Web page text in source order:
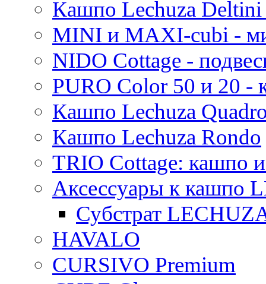
Кашпо Lechuza
MINI и MAXI-cubi -
NIDO Cottage -
PURO Color 50 и 20
Кашпо Lechuza
Кашпо Lechuza Rondo
TRIO Cottage: кашпо
Аксессуары к кашпо
Субстрат
HAVALO
CURSIVO Premium